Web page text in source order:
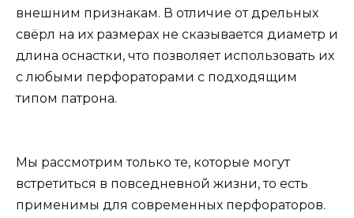
внешним признакам. В отличие от дрельных
свёрл на их размерах не сказывается диаметр и
длина оснастки, что позволяет использовать их
с любыми перфораторами с подходящим
типом патрона.
Мы рассмотрим только те, которые могут
встретиться в повседневной жизни, то есть
применимы для современных перфораторов.